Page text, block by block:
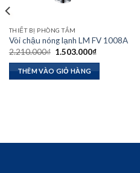
THIẾT BỊ PHÒNG TẮM
Vòi chậu nóng lạnh LM FV 1008A
2.210.000₫ Giá
là:
2.210.000₫.
1.503.000₫Giá
1.503.000₫.
THÊM VÀO GIỎ HÀNG